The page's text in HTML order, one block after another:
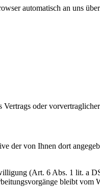
automatisch an uns
oder
der von Ihnen dort
(Art. 6 Abs. 1 lit. a
bleibt vom